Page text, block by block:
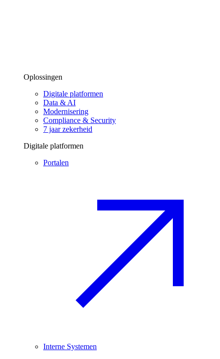
Oplossingen
Digitale platformen
Data & AI
Modernisering
Compliance & Security
7 jaar zekerheid
Digitale platformen
Portalen
Interne Systemen